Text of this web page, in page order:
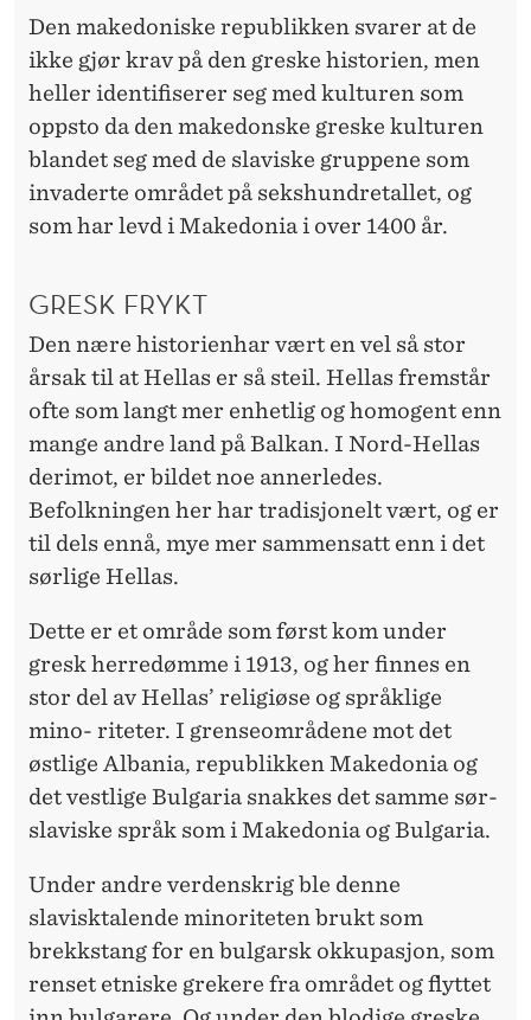
Den makedoniske republikken svarer at de
ikke gjør krav på den greske historien, men
heller identifiserer seg med kulturen som
oppsto da den makedonske greske kulturen
blandet seg med de slaviske gruppene som
invaderte området på sekshundretallet, og
som har levd i Makedonia i over 1400 år.
GRESK FRYKT
Den nære historienhar vært en vel så stor
årsak til at Hellas er så steil. Hellas fremstår
ofte som langt mer enhetlig og homogent enn
mange andre land på Balkan. I Nord-Hellas
derimot, er bildet noe annerledes.
Befolkningen her har tradisjonelt vært, og er
til dels ennå, mye mer sammensatt enn i det
sørlige Hellas.
Dette er et område som først kom under
gresk herredømme i 1913, og her finnes en
stor del av Hellas’ religiøse og språklige
mino- riteter. I grenseområdene mot det
østlige Albania, republikken Makedonia og
det vestlige Bulgaria snakkes det samme sør-
slaviske språk som i Makedonia og Bulgaria.
Under andre verdenskrig ble denne
slavisktalende minoriteten brukt som
brekkstang for en bulgarsk okkupasjon, som
renset etniske grekere fra området og flyttet